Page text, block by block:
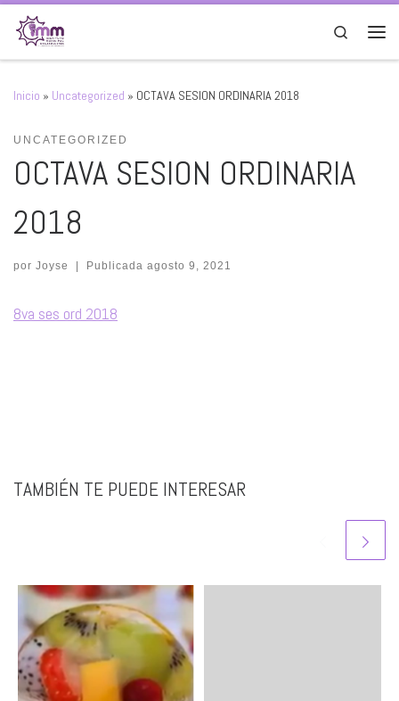
Saltar al contenido
Search
Inicio » Uncategorized » OCTAVA SESION ORDINARIA 2018
UNCATEGORIZED
OCTAVA SESION ORDINARIA
2018
por Joyse | Publicada agosto 9, 2021
8va ses ord 2018
TAMBIÉN TE PUEDE INTERESAR